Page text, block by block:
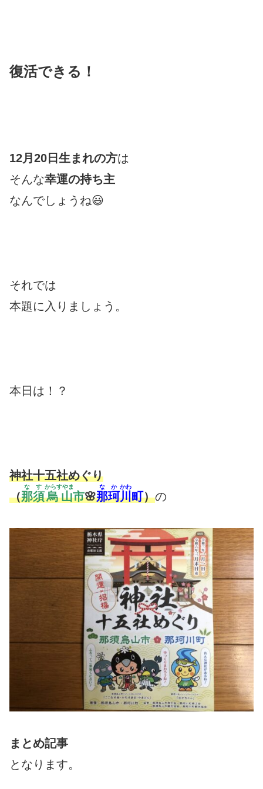
復活できる！
12月20日生まれの方は
そんな幸運の持ち主
なんでしょうね😃
それでは
本題に入りましょう。
本日は！？
神社十五社めぐり
（那須
なす
烏山
からすやま
市🌸那珂
なか
川
かわ
町）の
まとめ記事
となります。